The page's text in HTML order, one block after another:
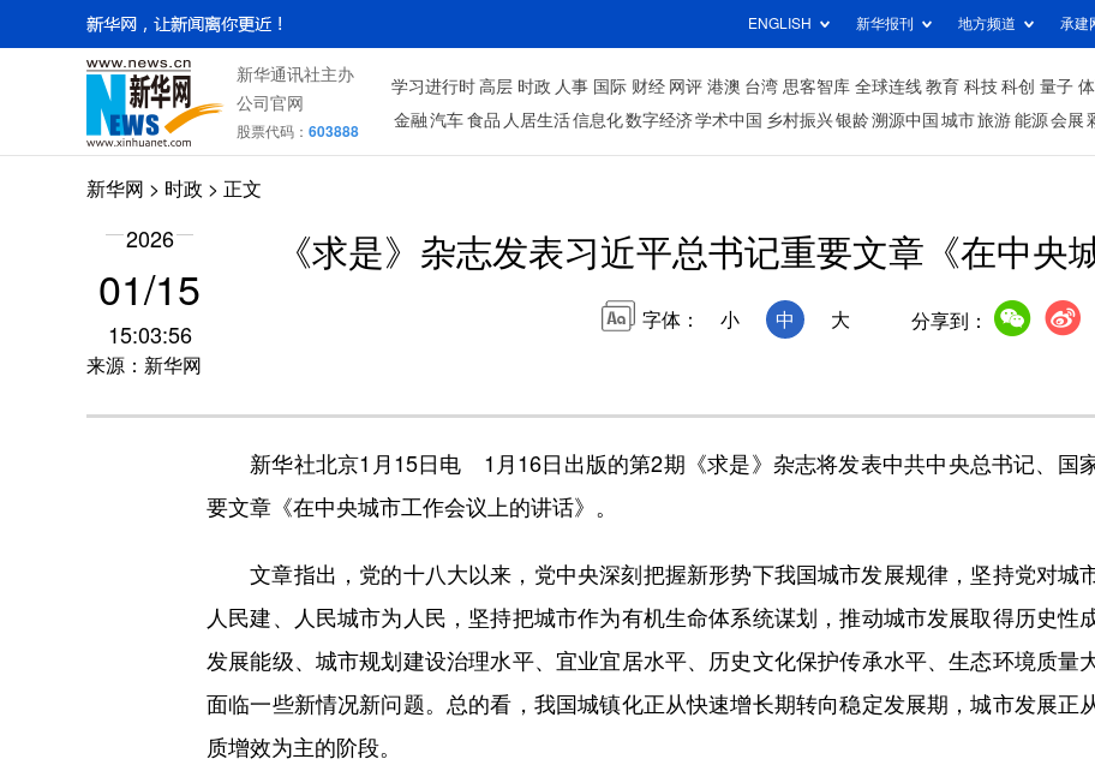
ENGLISH 新华报刊 地方频道 承建
新华通讯社主办
公司官网
股票代码： 603888
学习进行时 高层 时政 人事 国际 财经 网评 港澳 台湾 思客智库 全球连线 教育 科技 科创 量子
金融 汽车 食品 人居生活信息化数字经济学术中国 乡村振兴银龄溯源中国 城市旅游 能源 会展
新华网 > 时政 > 正文
2026
01/15
15:03:56
来源：新华网
《求是》杂志发表习近平总书记重要文章《在中央
字体： 小 中 大 分享到：
新华社北京1月15日电 1月16日出版的第2期《求是》杂志将发表中共中央总书记、国
要文章《在中央城市工作会议上的讲话》。
文章指出，党的十八大以来，党中央深刻把握新形势下我国城市发展规律，坚持党对城
人民建、人民城市为人民，坚持把城市作为有机生命体系统谋划，推动城市发展取得历史性
发展能级、城市规划建设治理水平、宜业宜居水平、历史文化保护传承水平、生态环境质量
面临一些新情况新问题。总的看，我国城镇化正从快速增长期转向稳定发展期，城市发展正
质增效为主的阶段。